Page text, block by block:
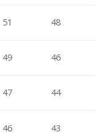
51 48
49 46
47 44
46 43